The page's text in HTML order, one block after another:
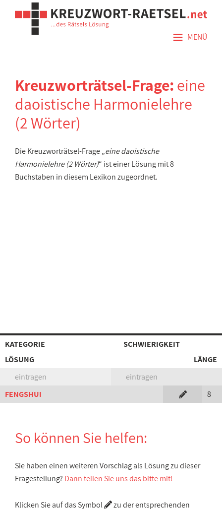
≡ MENÜ
Kreuzworträtsel-Frage:eine
daoistische Harmonielehre
(2 Wörter)
Die Kreuzworträtsel-Frage „eine daoistische
Harmonielehre (2 Wörter)“ ist einer Lösung mit 8
Buchstaben in diesem Lexikon zugeordnet.
KATEGORIE
SCHWIERIGKEIT
LÖSUNG
LÄNGE
eintragen
eintragen
FENGSHUI
8
So können Sie helfen:
Sie haben einen weiteren Vorschlag als Lösung zu dieser
Fragestellung? Dann teilen Sie uns das bitte mit!
Klicken Sie auf das Symbol
zu der entsprechenden